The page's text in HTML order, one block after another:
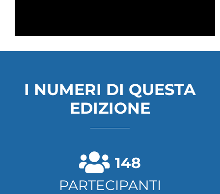
I NUMERI DI QUESTA
EDIZIONE
148
PARTECIPANTI